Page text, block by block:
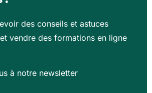
des conseils et astuces
vendre des formations en ligne
à notre newsletter